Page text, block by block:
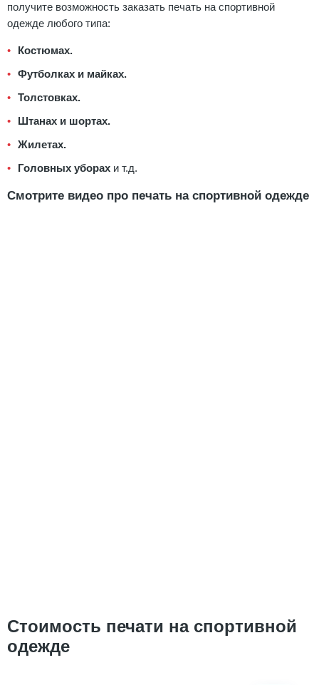
получите возможность заказать печать на спортивной
одежде любого типа:
Костюмах.
Футболках и майках.
Толстовках.
Штанах и шортах.
Жилетах.
Головных уборах и т.д.
Смотрите видео про печать на спортивной одежде
Стоимость печати на спортивной
одежде